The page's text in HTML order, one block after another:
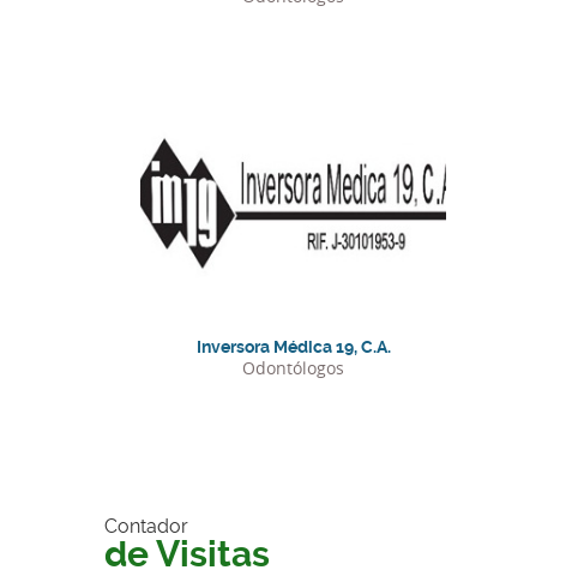
Inversora Médica 19, C.A.
Odontólogos
Contador
de Visitas